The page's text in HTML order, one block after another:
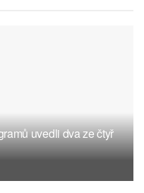
uvedli dva ze čtyř